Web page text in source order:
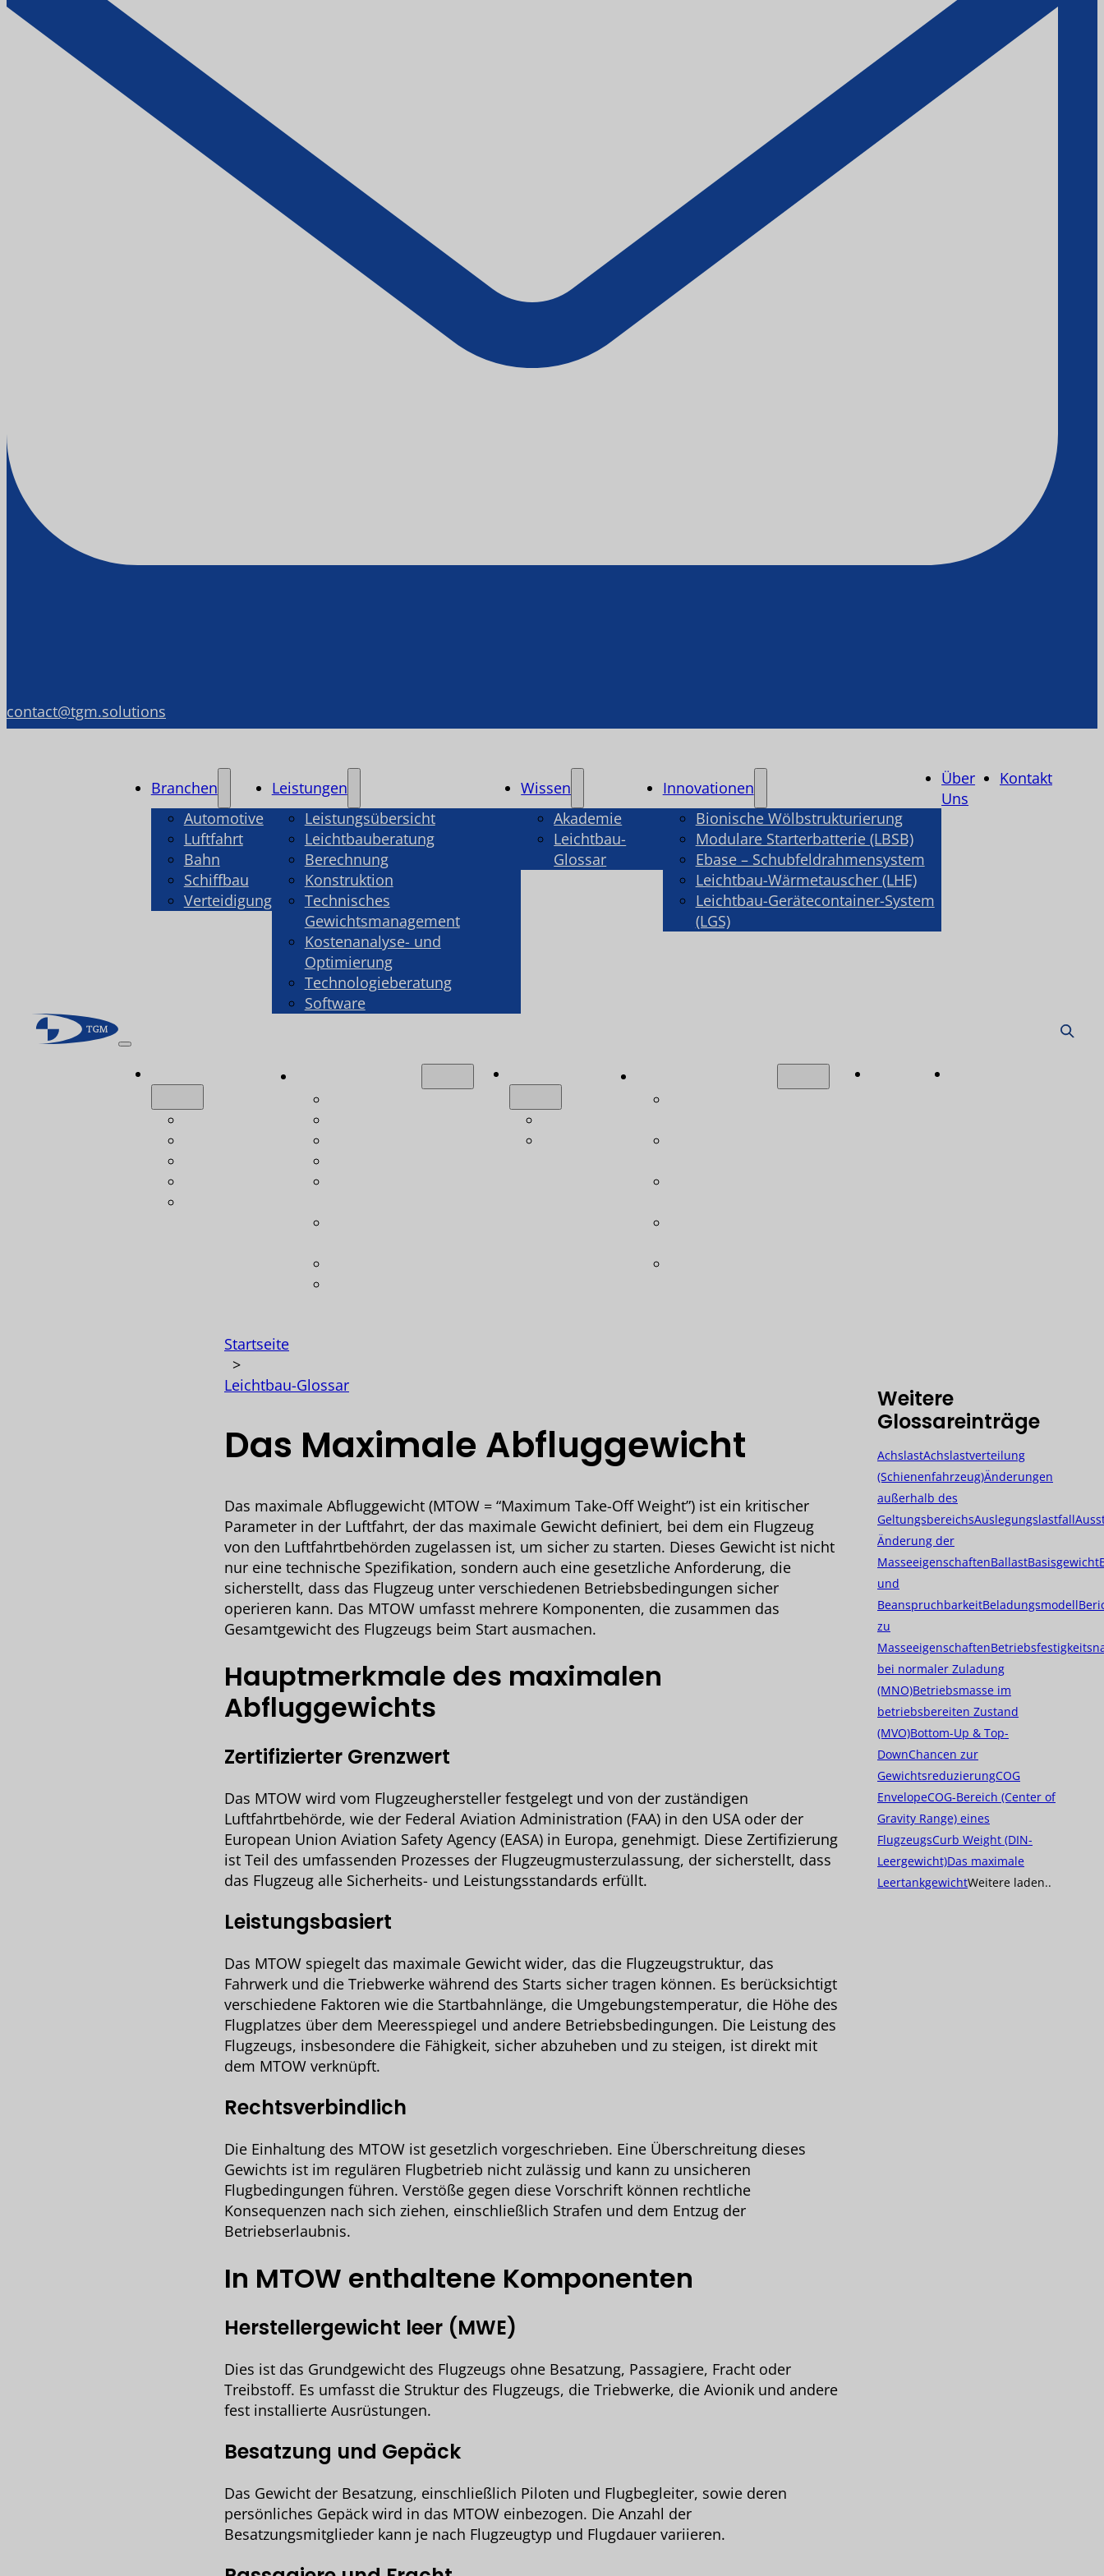
contact@tgm.solutions
Branchen
Automotive
Luftfahrt
Bahn
Schiffbau
Verteidigung
Leistungen
Leistungsübersicht
Leichtbauberatung
Berechnung
Konstruktion
Technisches
Gewichtsmanagement
Kostenanalyse- und
Optimierung
Technologieberatung
Software
Wissen
Akademie
Leichtbau-
Glossar
Innovationen
Bionische Wölbstrukturierung
Modulare Starterbatterie (LBSB)
Ebase – Schubfeldrahmensystem
Leichtbau-Wärmetauscher (LHE)
Leichtbau-Gerätecontainer-System
(LGS)
Über
Uns
Kontakt
Startseite
>
Leichtbau-Glossar
Das Maximale Abfluggewicht
Das maximale Abfluggewicht (MTOW = “Maximum Take-Off Weight”) ist ein kritischer
Parameter in der Luftfahrt, der das maximale Gewicht definiert, bei dem ein Flugzeug
von den Luftfahrtbehörden zugelassen ist, um sicher zu starten. Dieses Gewicht ist nicht
nur eine technische Spezifikation, sondern auch eine gesetzliche Anforderung, die
sicherstellt, dass das Flugzeug unter verschiedenen Betriebsbedingungen sicher
operieren kann. Das MTOW umfasst mehrere Komponenten, die zusammen das
Gesamtgewicht des Flugzeugs beim Start ausmachen.
Hauptmerkmale des maximalen
Abfluggewichts
Zertifizierter Grenzwert
Das MTOW wird vom Flugzeughersteller festgelegt und von der zuständigen
Luftfahrtbehörde, wie der Federal Aviation Administration (FAA) in den USA oder der
European Union Aviation Safety Agency (EASA) in Europa, genehmigt. Diese Zertifizierung
ist Teil des umfassenden Prozesses der Flugzeugmusterzulassung, der sicherstellt, dass
das Flugzeug alle Sicherheits- und Leistungsstandards erfüllt.
Leistungsbasiert
Das MTOW spiegelt das maximale Gewicht wider, das die Flugzeugstruktur, das
Fahrwerk und die Triebwerke während des Starts sicher tragen können. Es berücksichtigt
verschiedene Faktoren wie die Startbahnlänge, die Umgebungstemperatur, die Höhe des
Flugplatzes über dem Meeresspiegel und andere Betriebsbedingungen. Die Leistung des
Flugzeugs, insbesondere die Fähigkeit, sicher abzuheben und zu steigen, ist direkt mit
dem MTOW verknüpft.
Rechtsverbindlich
Die Einhaltung des MTOW ist gesetzlich vorgeschrieben. Eine Überschreitung dieses
Gewichts ist im regulären Flugbetrieb nicht zulässig und kann zu unsicheren
Flugbedingungen führen. Verstöße gegen diese Vorschrift können rechtliche
Konsequenzen nach sich ziehen, einschließlich Strafen und dem Entzug der
Betriebserlaubnis.
In MTOW enthaltene Komponenten
Herstellergewicht leer (MWE)
Dies ist das Grundgewicht des Flugzeugs ohne Besatzung, Passagiere, Fracht oder
Treibstoff. Es umfasst die Struktur des Flugzeugs, die Triebwerke, die Avionik und andere
fest installierte Ausrüstungen.
Besatzung und Gepäck
Das Gewicht der Besatzung, einschließlich Piloten und Flugbegleiter, sowie deren
persönliches Gepäck wird in das MTOW einbezogen. Die Anzahl der
Besatzungsmitglieder kann je nach Flugzeugtyp und Flugdauer variieren.
Weitere
Glossareinträge
AchslastAchslastverteilung
(Schienenfahrzeug)Änderungen
außerhalb des
GeltungsbereichsAuslegungslastfall
Änderung der
MasseeigenschaftenBallastBasisgewicht
und
BeanspruchbarkeitBeladungsmodell
zu
Masseeigenschaften
bei normaler Zuladung
(MNO)Betriebsmasse im
betriebsbereiten Zustand
(MVO)Bottom-Up & Top-
DownChancen zur
GewichtsreduzierungCOG
EnvelopeCOG-Bereich (Center of
Gravity Range) eines
FlugzeugsCurb Weight (DIN-
Leergewicht)Das maximale
LeertankgewichtWeitere laden..